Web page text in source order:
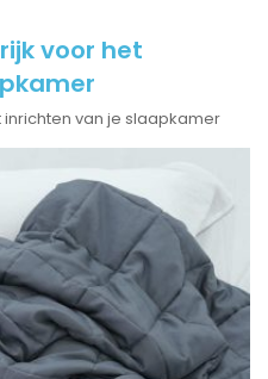
voor het
van je slaapkamer